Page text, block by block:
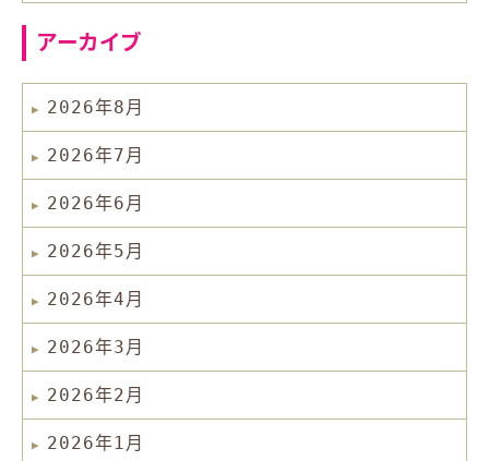
アーカイブ
2026年8月
2026年7月
2026年6月
2026年5月
2026年4月
2026年3月
2026年2月
2026年1月